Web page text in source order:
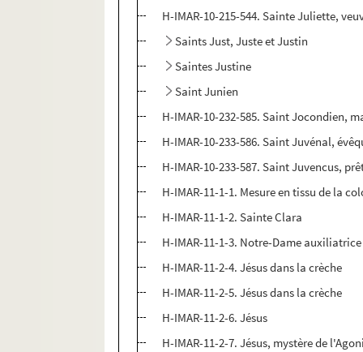
H-IMAR-10-215-544. Sainte Juliette,
Saints Just, Juste et Justin
Saintes Justine
Saint Junien
H-IMAR-10-232-585. Saint Jocondien,
H-IMAR-10-233-586. Saint Juvénal,
H-IMAR-10-233-587. Saint Juvencus,
H-IMAR-11-1-1. Mesure en tissu de la
H-IMAR-11-1-2. Sainte Clara
H-IMAR-11-1-3. Notre-Dame auxiliatrice
H-IMAR-11-2-4. Jésus dans la crèche
H-IMAR-11-2-5. Jésus dans la crèche
H-IMAR-11-2-6. Jésus
H-IMAR-11-2-7. Jésus, mystère de